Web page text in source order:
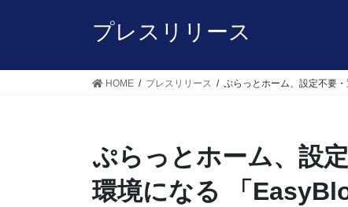
プレスリリース
HOME プレスリリース ぷらっとホーム、設定不要
ぷらっとホーム、設
環境になる 「